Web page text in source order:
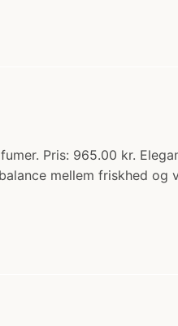
Pris: 965.00 kr.
mellem friskhed og